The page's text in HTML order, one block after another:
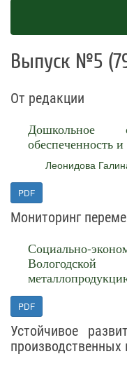
Выпуск №5
От редакции
Дошкольное
обеспеченность
Леонидова
PDF
Мониторинг
Социально-
PDF
Устойчивое
производственных